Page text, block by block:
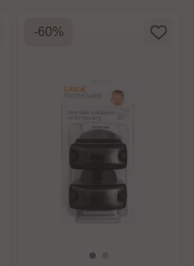
-60%